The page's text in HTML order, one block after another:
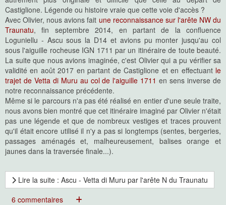
Castiglione. Légende ou histoire vraie que cette voie d'accès ?
Avec Olivier, nous avions fait une reconnaissance sur l'arête NW du
Traunatu, fin septembre 2014, en partant de la confluence
Loguniellu - Ascu sous la D14 et avions pu monter jusqu'au col
sous l'aiguille rocheuse IGN 1711 par un itinéraire de toute beauté.
La suite que nous avions imaginée, c'est Olivier qui a pu vérifier sa
validité en août 2017 en partant de Castiglione et en effectuant le
trajet de Vetta di Muru au col de l'aiguille 1711 en sens inverse de
notre reconnaissance précédente.
Même si le parcours n'a pas été réalisé en entier d'une seule traite,
nous avons bien montré que cet itinéraire imaginé par Olivier n'était
pas une légende et que de nombreux vestiges et traces prouvent
qu'il était encore utilisé il n'y a pas si longtemps (sentes, bergeries,
passages aménagés et, malheureusement, balises orange et
jaunes dans la traversée finale...).
Lire la suite : Ascu - Vetta di Muru par l'arête N du Traunatu
6 commentaires